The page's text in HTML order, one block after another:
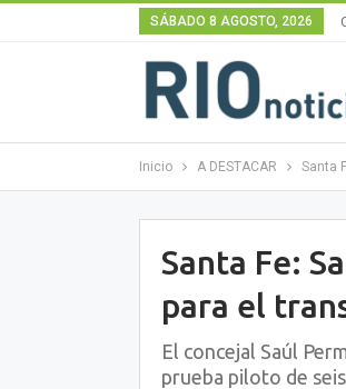
SÁBADO 8 AGOSTO, 2026
Inicio A DESTACAR Santa
Santa Fe:
para el
El concejal Saúl
prueba piloto de